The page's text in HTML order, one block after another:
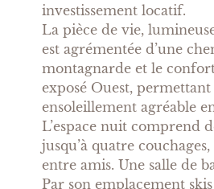
investissement locatif.
La pièce de vie,
est agrémentée d’une
montagnarde et le
exposé Ouest,
ensoleillement agréable
L’espace nuit comprend
jusqu’à quatre
entre amis. Une salle de
Par son emplacement